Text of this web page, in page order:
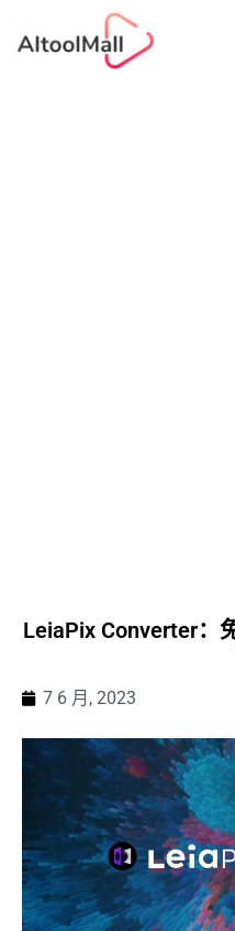
LeiaPix Converter：
7 6 月, 2023